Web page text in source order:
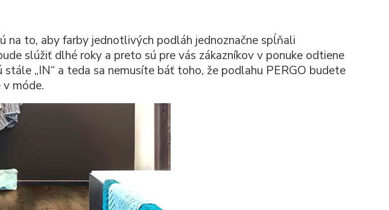
na to, aby farby jednotlivých podláh jednoznačne spĺňali
slúžiť dlhé roky a preto sú pre vás zákazníkov v ponuke odtiene
„IN“ a teda sa nemusíte báť toho, že podlahu PERGO budete
móde.